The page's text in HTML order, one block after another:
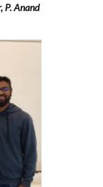
P. Anand